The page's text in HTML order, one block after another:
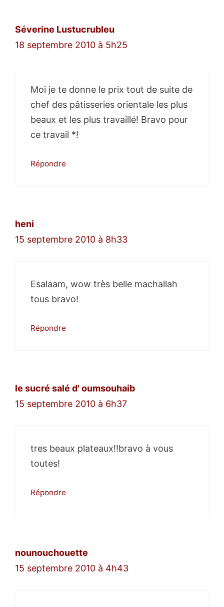
Séverine Lustucrubleu
18 septembre 2010 à 5h25
Moi je te donne le prix tout de suite de
chef des pâtisseries orientale les plus
beaux et les plus travaillé! Bravo pour
ce travail *!
Répondre
heni
15 septembre 2010 à 8h33
Esalaam, wow très belle machallah
tous bravo!
Répondre
le sucré salé d' oumsouhaib
15 septembre 2010 à 6h37
tres beaux plateaux!!bravo à vous
toutes!
Répondre
nounouchouette
15 septembre 2010 à 4h43